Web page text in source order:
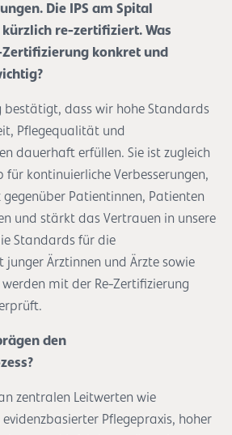
Die IPS am Spital
re-zertifiziert. Was
Zertifizierung konkret und
bestätigt, dass wir hohe Standards
Pflegequalität und
dauerhaft erfüllen. Sie ist zugleich
für kontinuierliche Verbesserungen,
Patientinnen, Patienten
und stärkt das Vertrauen in unsere
Standards für die
Ärztinnen und Ärzte sowie
werden mit der Re-Zertifizierung
den
zentralen Leitwerten wie
Pflegepraxis, hoher